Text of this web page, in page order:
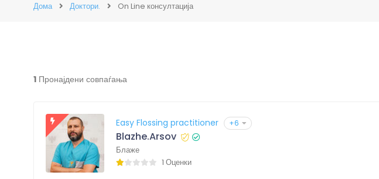
Дома Доктори. On Line консултација
1 Пронајдени совпаѓања
Easy Flossing practitioner +6
Blazhe.Arsov
Блаже
1 Оценки